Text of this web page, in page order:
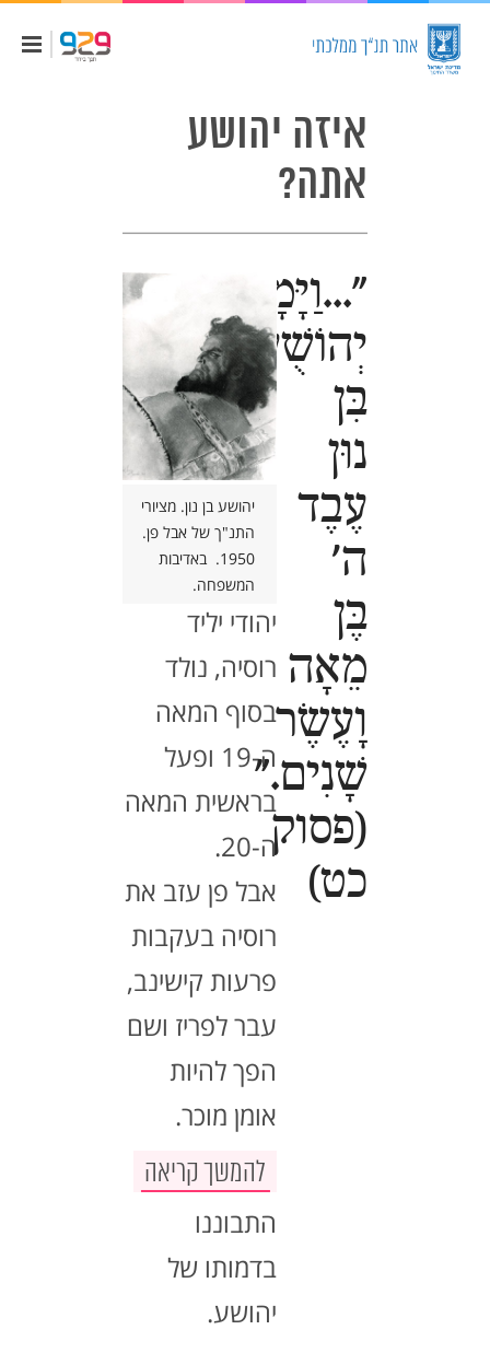
איזה יהושע
אתה?
"...וַיָּמָת
יְהוֹשֻׁעַ
בִּן
נוּן
עֶבֶד
ה'
בֶּן
מֵאָה
וָעֶשֶׂר
שָׁנִים."
(פסוק
כט)
יהושע בן נון. מציורי
התנ"ך של אבל פן.
1950. באדיבות
המשפחה.
אָבֵּל פַּן, אמן
יהודי יליד
רוסיה, נולד
בסוף המאה
ה-19 ופעל
בראשית המאה
ה-20.
אבל פן עזב את
רוסיה בעקבות
פרעות קישינב,
עבר לפריז ושם
הפך להיות
אומן מוכר.
להמשך קריאה
התבוננו
בדמותו של
יהושע.